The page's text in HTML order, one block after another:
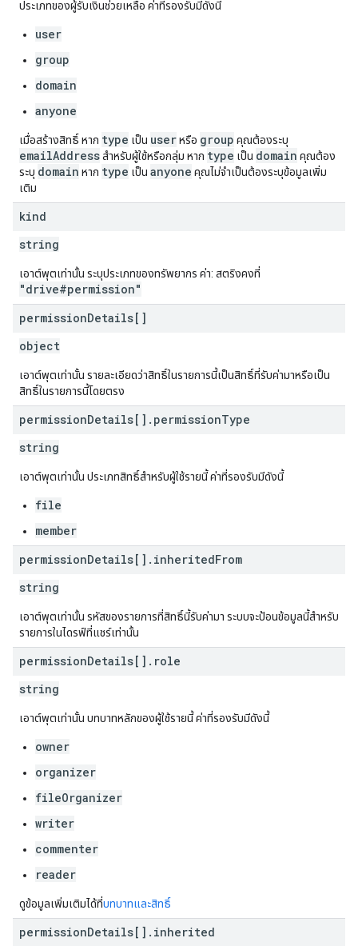
ประเภทของผู้รับเงินช่วยเหลือ ค่าที่รองรับมีดังนี้
user
group
domain
anyone
เมื่อสร้างสิทธิ์ หาก type เป็น userหรือ group คุณต้องระบุ
emailAddressสำหรับผู้ใช้หรือกลุ่ม หาก type เป็น domain คุณต้อง
ระบุ domain หาก type เป็น anyone คุณไม่จำเป็นต้องระบุข้อมูลเพิ่ม
เติม
kind
string
เอาต์พุตเท่านั้น ระบุประเภทของทรัพยากร ค่า: สตริงคงที่
"drive#permission"
permissionDetails[]
object
เอาต์พุตเท่านั้น รายละเอียดว่าสิทธิ์ในรายการนี้เป็นสิทธิ์ที่รับค่ามาหรือเป็น
สิทธิ์ในรายการนี้โดยตรง
permissionDetails[] . permissionType
string
เอาต์พุตเท่านั้น ประเภทสิทธิ์สำหรับผู้ใช้รายนี้ ค่าที่รองรับมีดังนี้
file
member
permissionDetails[] . inheritedFrom
string
เอาต์พุตเท่านั้น รหัสของรายการที่สิทธิ์นี้รับค่ามา ระบบจะป้อนข้อมูลนี้สำหรับ
รายการในไดรฟ์ที่แชร์เท่านั้น
permissionDetails[] . role
string
เอาต์พุตเท่านั้น บทบาทหลักของผู้ใช้รายนี้ ค่าที่รองรับมีดังนี้
owner
organizer
fileOrganizer
writer
commenter
reader
ดูข้อมูลเพิ่มเติมได้ที่บทบาทและสิทธิ์
permissionDetails[] . inherited